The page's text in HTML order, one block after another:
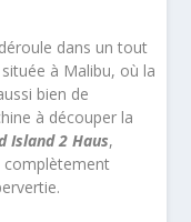
dans un tout
à Malibu, où la
bien de
à découper la
Island 2 Haus,
complètement